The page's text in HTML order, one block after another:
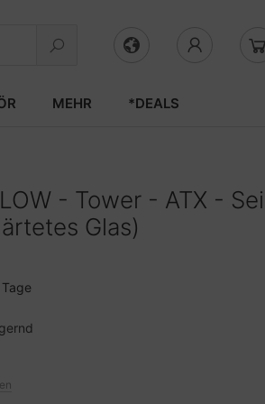
MEHR *DEALS
- Tower - ATX -
Glas)